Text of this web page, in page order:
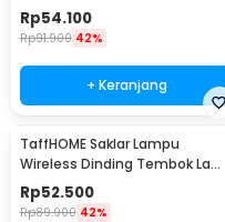
Plug 16A 230V - W03
Rp54.100
Rp91.900 42%
+ Keranjang
TaffHOME Saklar Lampu
Wireless Dinding Tembok Lamp
Switch RF 433MHz 1 Gang 1
Receiver - WHK01
Rp52.500
Rp89.900 42%